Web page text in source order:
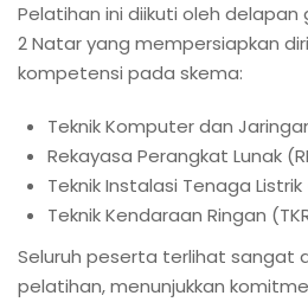
Pelatihan ini diikuti oleh delapan
2 Natar yang mempersiapkan
kompetensi pada skema:
Teknik Komputer dan
Rekayasa Perangkat Lunak
Teknik Instalasi Tenaga Listrik
Teknik Kendaraan Ringan
Seluruh peserta terlihat sangat
pelatihan, menunjukkan